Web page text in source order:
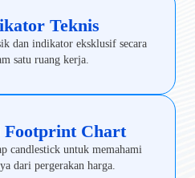
Teknis
dan indikator eksklusif secara
satu ruang kerja.
Footprint Chart
candlestick untuk memahami
dari pergerakan harga.